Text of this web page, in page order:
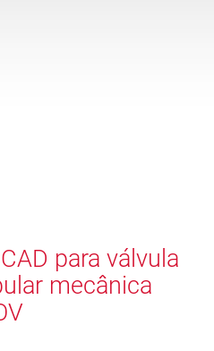
para válvula
mecânica